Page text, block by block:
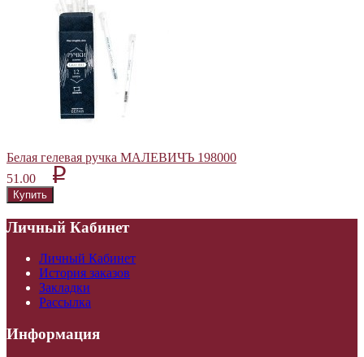
Белая гелевая ручка МАЛЕВИЧЪ 198000
51.00
p
Личный Кабинет
Личный Кабинет
История заказов
Закладки
Рассылка
Информация